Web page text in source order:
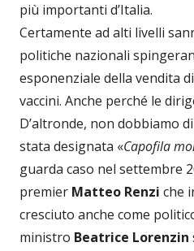
più importanti d’Italia.
Certamente ad alti livelli
politiche nazionali
esponenziale della vendita
vaccini. Anche perché le
D’altronde, non dobbiamo
stata designata «Capofila
guarda caso nel settembre
premier Matteo Renzi che
cresciuto anche come
ministro Beatrice Lorenzin